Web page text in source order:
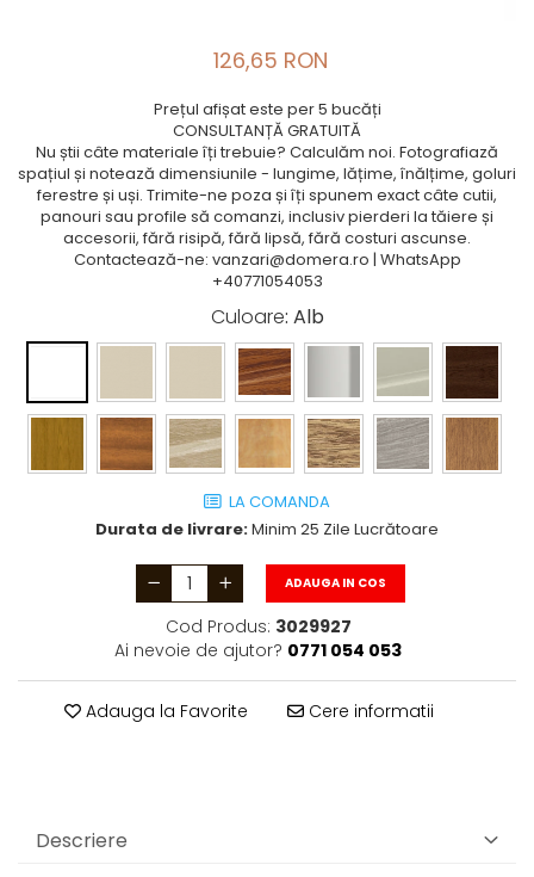
126,65 RON
Prețul afișat este per 5 bucăți
CONSULTANȚĂ GRATUITĂ
Nu știi câte materiale îți trebuie? Calculăm noi. Fotografiază
spațiul și notează dimensiunile - lungime, lățime, înălțime, goluri
ferestre și uși. Trimite-ne poza și îți spunem exact câte cutii,
panouri sau profile să comanzi, inclusiv pierderi la tăiere și
accesorii, fără risipă, fără lipsă, fără costuri ascunse.
Contactează-ne: vanzari@domera.ro | WhatsApp
+40771054053
Culoare: Alb
LA COMANDA
Durata de livrare:Minim 25 Zile Lucrătoare
ADAUGA IN COS
Cod Produs: 3029927
Ai nevoie de ajutor? 0771 054 053
Adauga la Favorite Cere informatii
Descriere